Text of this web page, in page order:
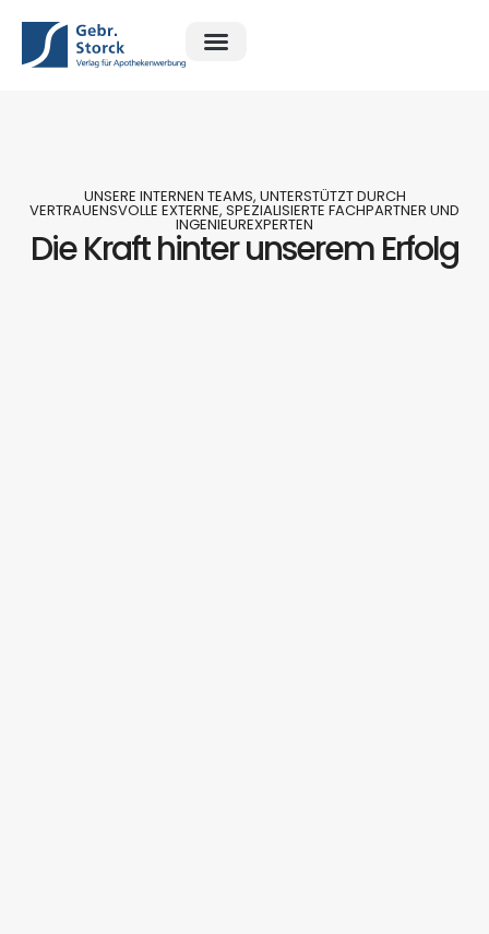
UNSERE INTERNEN TEAMS, UNTERSTÜTZT DURCH
VERTRAUENSVOLLE EXTERNE, SPEZIALISIERTE FACHPARTNER UND
INGENIEUREXPERTEN
Die Kraft hinter unserem Erfolg